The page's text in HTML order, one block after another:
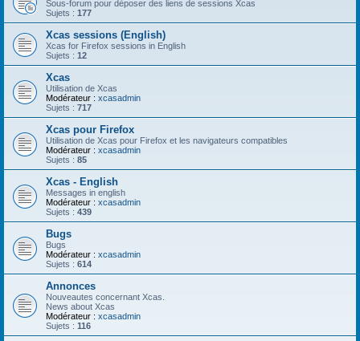
Sous-forum pour déposer des liens de sessions Xcas
Sujets : 177
Xcas sessions (English)
Xcas for Firefox sessions in English
Sujets : 12
Xcas
Utilisation de Xcas
Modérateur : xcasadmin
Sujets : 717
Xcas pour Firefox
Utilisation de Xcas pour Firefox et les navigateurs compatibles
Modérateur : xcasadmin
Sujets : 85
Xcas - English
Messages in english
Modérateur : xcasadmin
Sujets : 439
Bugs
Bugs
Modérateur : xcasadmin
Sujets : 614
Annonces
Nouveautes concernant Xcas.
News about Xcas
Modérateur : xcasadmin
Sujets : 116